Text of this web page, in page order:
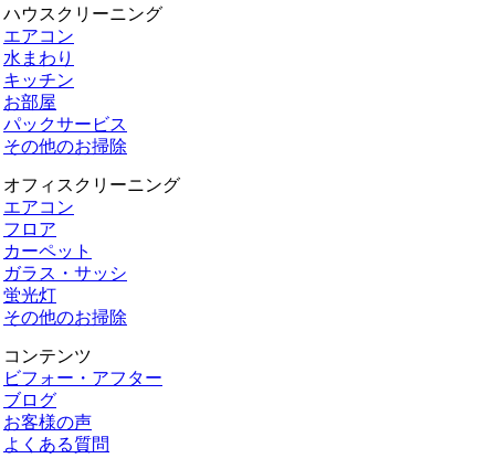
ハウスクリーニング
エアコン
水まわり
キッチン
お部屋
パックサービス
その他のお掃除
オフィスクリーニング
エアコン
フロア
カーペット
ガラス・サッシ
蛍光灯
その他のお掃除
コンテンツ
ビフォー・アフター
ブログ
お客様の声
よくある質問